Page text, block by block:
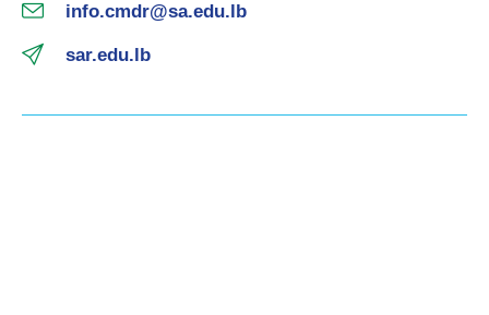
info.cmdr@sa.edu.lb
sar.edu.lb